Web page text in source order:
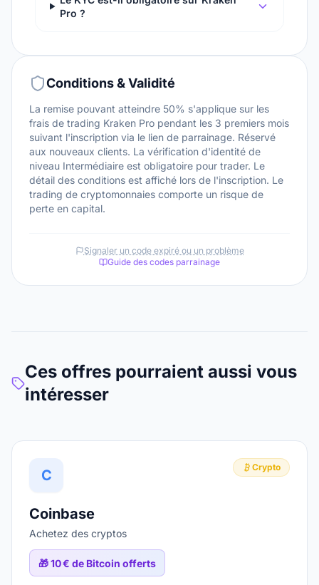
Pro ?
Conditions & Validité
La remise pouvant atteindre 50% s'applique sur les
frais de trading Kraken Pro pendant les 3 premiers mois
suivant l'inscription via le lien de parrainage. Réservé
aux nouveaux clients. La vérification d'identité de
niveau Intermédiaire est obligatoire pour trader. Le
détail des conditions est affiché lors de l'inscription. Le
trading de cryptomonnaies comporte un risque de
perte en capital.
Signaler un code expiré ou un problème
Guide des codes parrainage
Ces offres pourraient aussi vous
intéresser
C Crypto
Coinbase
Achetez des cryptos
🎁10 € de Bitcoin offerts